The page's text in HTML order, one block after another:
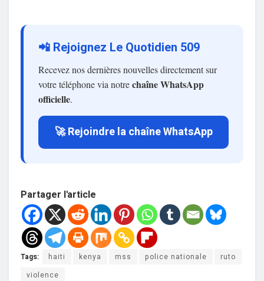
📲 Rejoignez Le Quotidien 509
Recevez nos dernières nouvelles directement sur
votre téléphone via notrechaîne WhatsApp
officielle.
🚀 Rejoindre la chaîne WhatsApp
Partager l'article
Tags: haiti kenya mss police nationale
ruto
violence